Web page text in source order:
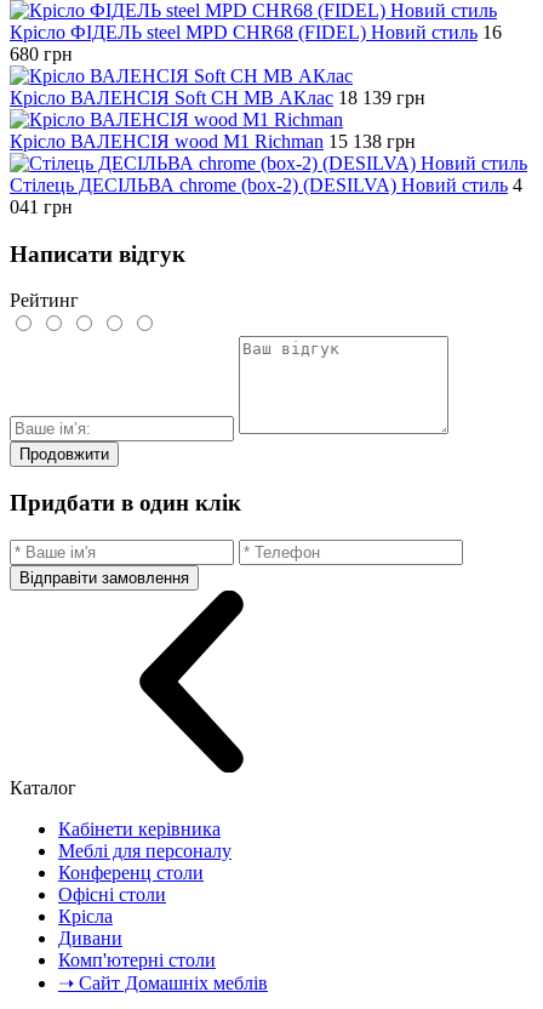
Крісло ФІДЕЛЬ steel MPD CHR68 (FIDEL) Новий стиль 16
680 грн
Крісло ВАЛЕНСІЯ Soft CH MB АКлас 18 139 грн
Крісло ВАЛЕНСІЯ wood М1 Richman 15 138 грн
Стілець ДЕСІЛЬВА chrome (box-2) (DESILVA) Новий стиль 4
041 грн
Написати відгук
Рейтинг
Продовжити
Придбати в один клік
Відправіти замовлення
Каталог
Кабінети керівника
Меблі для персоналу
Конференц столи
Офісні столи
Крісла
Дивани
Комп'ютерні столи
➝ Сайт Домашніх меблів